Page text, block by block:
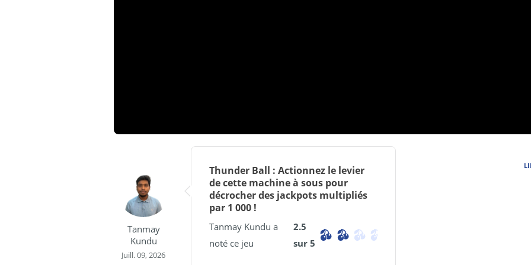
JOUER EN DÉMO
Tanmay
Kundu
Juill. 09, 2026
Thunder Ball : Actionnez le levier
de cette machine à sous pour
décrocher des jackpots multipliés
par 1 000 !
Tanmay Kundu a
noté ce jeu
2.5
sur 5